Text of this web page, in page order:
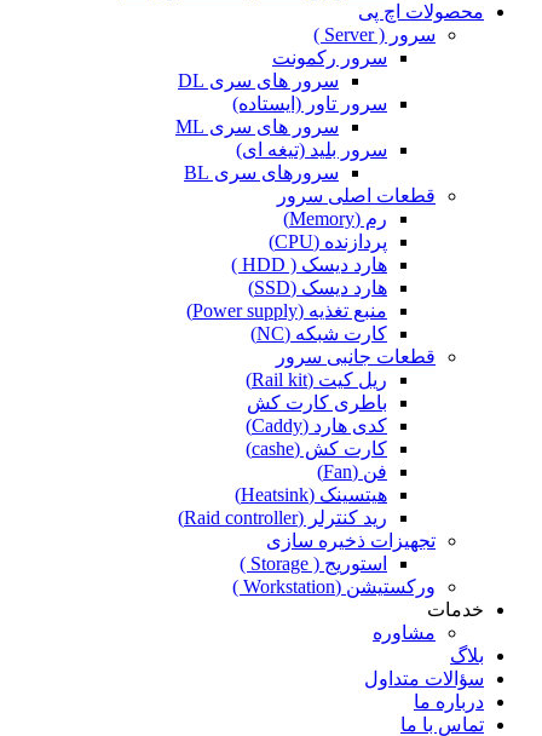
محصولات اچ پی
سرور ( Server )
سرور رکمونت
سرور های سری DL
سرور تاور (ایستاده)
سرور های سری ML
سرور بلید (تیغه ای)
سرورهای سری BL
قطعات اصلی سرور
رم (Memory)
پردازنده (CPU)
هارد دیسک ( HDD )
هارد دیسک (SSD)
منبع تغذیه (Power supply)
کارت شبکه (NC)
قطعات جانبی سرور
ریل کیت (Rail kit)
باطری کارت کش
کدی هارد (Caddy)
کارت کش (cashe)
فن (Fan)
هیتسینک (Heatsink)
رید کنترلر (Raid controller)
تجهیزات ذخیره سازی
استوریج ( Storage )
ورکستیشن (Workstation )
خدمات
مشاوره
بلاگ
سؤالات متداول
درباره ما
تماس با ما